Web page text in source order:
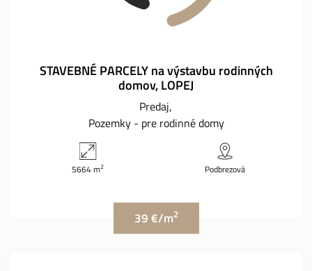
STAVEBNÉ PARCELY na výstavbu rodinných
domov, LOPEJ
Predaj
Pozemky - pre rodinné domy
5664 m2 Podbrezová
39 €/m2